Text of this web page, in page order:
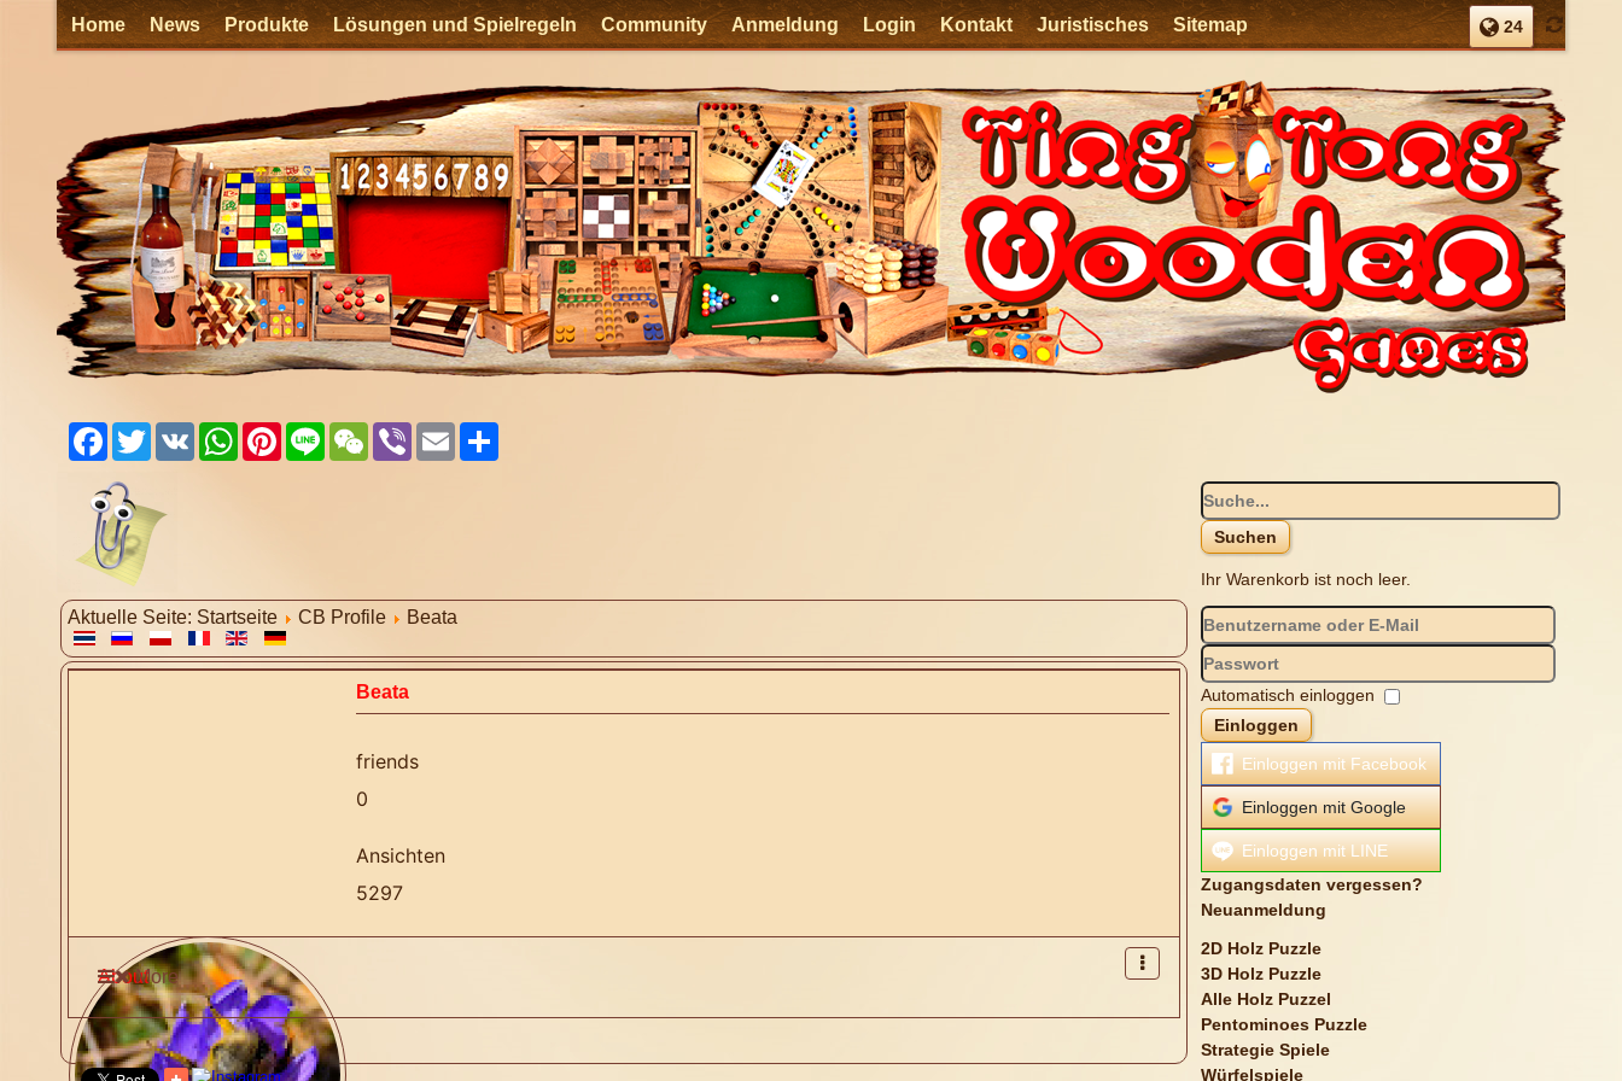
24
Home News Produkte Lösungen und Spielregeln Community Anmeldung Login Kontakt Juristisches Sitemap
Facebook
TwitterVK WhatsAppPinterest
Line WeChatViber Email
Aktuelle Seite: Startseite CB Profile Beata
Beata
friends
0
Ansichten
5297
More
About
Ihr Warenkorb ist noch leer.
Automatisch einloggen
Einloggen
Einloggen mit Facebook
Einloggen mit Google
Einloggen mit LINE
Zugangsdaten vergessen?
Neuanmeldung
2D Holz Puzzle
3D Holz Puzzle
Alle Holz Puzzel
Pentominoes Puzzle
Strategie Spiele
Würfelspiele